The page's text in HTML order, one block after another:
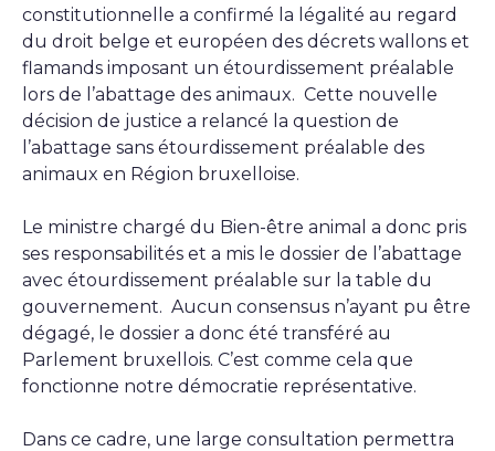
constitutionnelle a confirmé la légalité au regard
du droit belge et européen des décrets wallons et
flamands imposant un étourdissement préalable
lors de l’abattage des animaux. Cette nouvelle
décision de justice a relancé la question de
l’abattage sans étourdissement préalable des
animaux en Région bruxelloise.
Le ministre chargé du Bien-être animal a donc pris
ses responsabilités et a mis le dossier de l’abattage
avec étourdissement préalable sur la table du
gouvernement. Aucun consensus n’ayant pu être
dégagé, le dossier a donc été transféré au
Parlement bruxellois. C’est comme cela que
fonctionne notre démocratie représentative.
Dans ce cadre, une large consultation permettra